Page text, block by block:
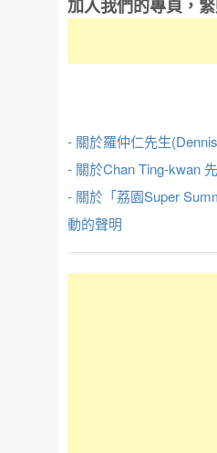
加入我們的專頁，
- 關於羅仲仁先生
- 關於Chan Ting-kwan
- 關於「荔園Super
動的聲明